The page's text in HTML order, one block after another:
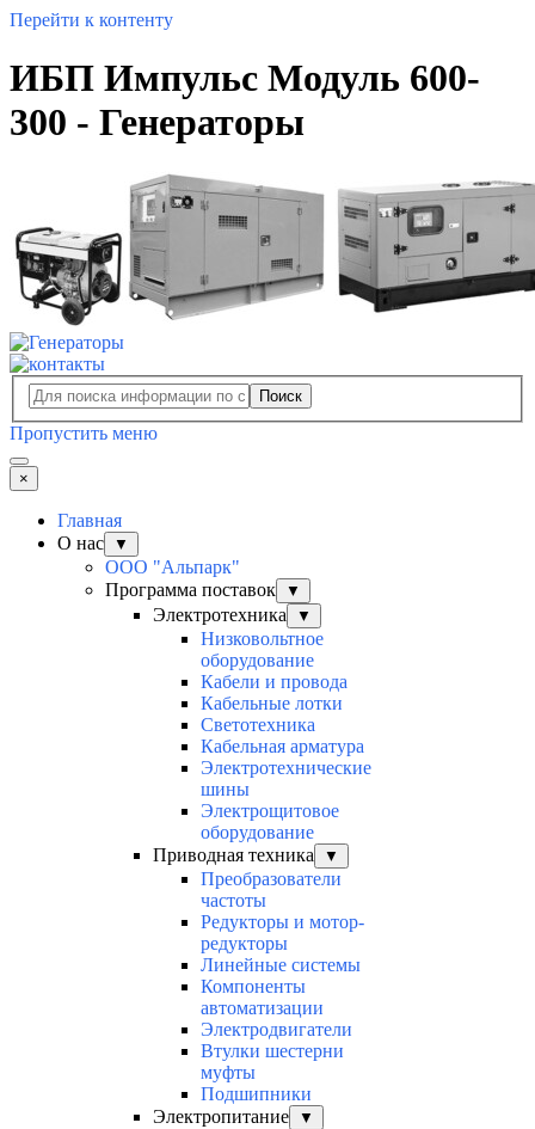
Перейти к контенту
ИБП Импульс Модуль 600-
300 - Генераторы
Поиск
Пропустить меню
×
Главная
О нас
▼
ООО "Альпарк"
Программа поставок
▼
Электротехника ▼
Низковольтное
оборудование
Кабели и провода
Кабельные лотки
Светотехника
Кабельная арматура
Электротехнические
шины
Электрощитовое
оборудование
Приводная техника
▼
Преобразователи
частоты
Редукторы и мотор-
редукторы
Линейные системы
Компоненты
автоматизации
Электродвигатели
Втулки шестерни
муфты
Подшипники
Электропитание
▼